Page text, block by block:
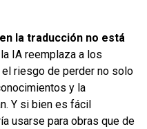
la traducción no está
IA reemplaza a los
riesgo de perder no solo
y la
Y si bien es fácil
usarse para obras que de